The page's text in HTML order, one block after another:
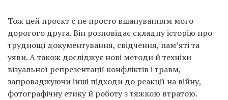
Тож цей проєкт є не просто вшануванням мого
дорогого друга. Він розповідає складну історію про
труднощі документування, свідчення, пам’яті та
уяви. А також досліджує нові методи й техніки
візуальної репрезентації конфліктів і травм,
запроваджуючи інші підходи до реакції на війну,
фотографічну етику й роботу з тяжкою втратою.